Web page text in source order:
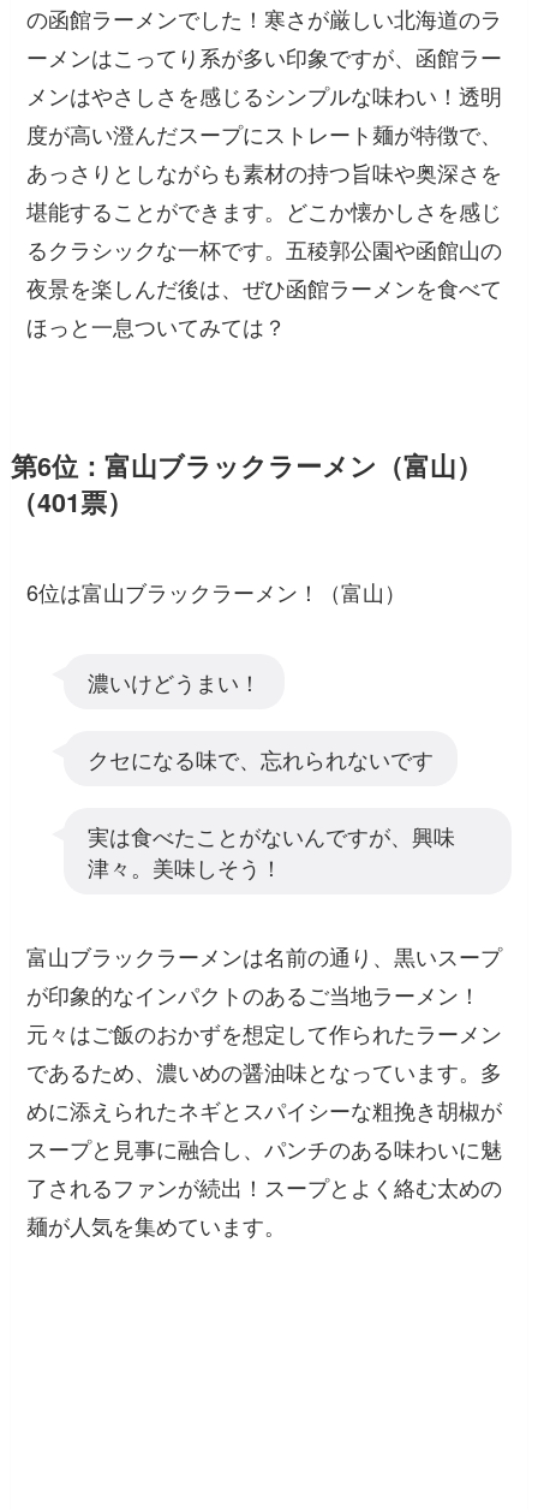
の函館ラーメンでした！寒さが厳しい北海道のラ
ーメンはこってり系が多い印象ですが、函館ラー
メンはやさしさを感じるシンプルな味わい！透明
度が高い澄んだスープにストレート麺が特徴で、
あっさりとしながらも素材の持つ旨味や奥深さを
堪能することができます。どこか懐かしさを感じ
るクラシックな一杯です。五稜郭公園や函館山の
夜景を楽しんだ後は、ぜひ函館ラーメンを食べて
ほっと一息ついてみては？
第6位：富山ブラックラーメン（富山）
（401票）
6位は富山ブラックラーメン！（富山）
濃いけどうまい！
クセになる味で、忘れられないです
実は食べたことがないんですが、興味
津々。美味しそう！
富山ブラックラーメンは名前の通り、黒いスープ
が印象的なインパクトのあるご当地ラーメン！
元々はご飯のおかずを想定して作られたラーメン
であるため、濃いめの醤油味となっています。多
めに添えられたネギとスパイシーな粗挽き胡椒が
スープと見事に融合し、パンチのある味わいに魅
了されるファンが続出！スープとよく絡む太めの
麺が人気を集めています。